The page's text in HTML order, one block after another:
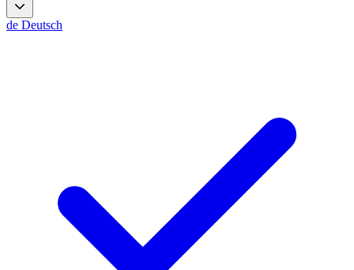
de Deutsch